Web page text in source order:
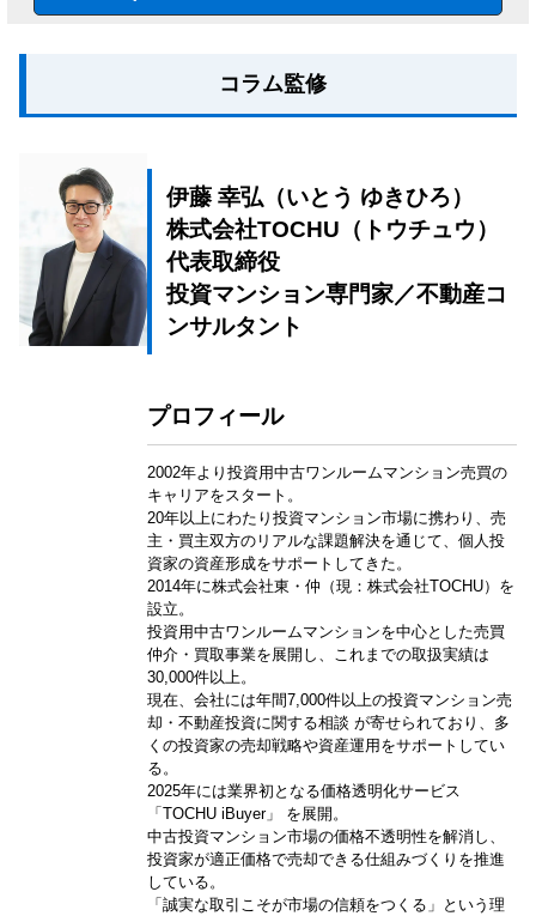
コラム監修
伊藤 幸弘（いとう ゆきひろ）
株式会社TOCHU（トウチュウ）
代表取締役
投資マンション専門家／不動産コ
ンサルタント
プロフィール
2002年より投資用中古ワンルームマンション売買の
キャリアをスタート。
20年以上にわたり投資マンション市場に携わり、売
主・買主双方のリアルな課題解決を通じて、個人投
資家の資産形成をサポートしてきた。
2014年に株式会社東・仲（現：株式会社TOCHU）を
設立。
投資用中古ワンルームマンションを中心とした売買
仲介・買取事業を展開し、これまでの取扱実績は
30,000件以上。
現在、会社には年間7,000件以上の投資マンション売
却・不動産投資に関する相談 が寄せられており、多
くの投資家の売却戦略や資産運用をサポートしてい
る。
2025年には業界初となる価格透明化サービス
「TOCHU iBuyer」 を展開。
中古投資マンション市場の価格不透明性を解消し、
投資家が適正価格で売却できる仕組みづくりを推進
している。
「誠実な取引こそが市場の信頼をつくる」という理